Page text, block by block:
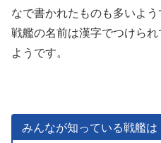
なで書かれたものも多いよう
戦艦の名前は漢字でつけら
ようです。
みんなが知っている戦艦は